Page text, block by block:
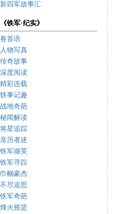
新四军故事汇
《铁军·纪实》
卷首语
人物写真
传奇故事
深度阅读
精彩连载
轶事记趣
战地奇葩
秘闻解读
将星追踪
亲历者述
铁军撷英
铁军寻踪
巾帼豪杰
不尽追思
铁军奇葩
烽火摇篮